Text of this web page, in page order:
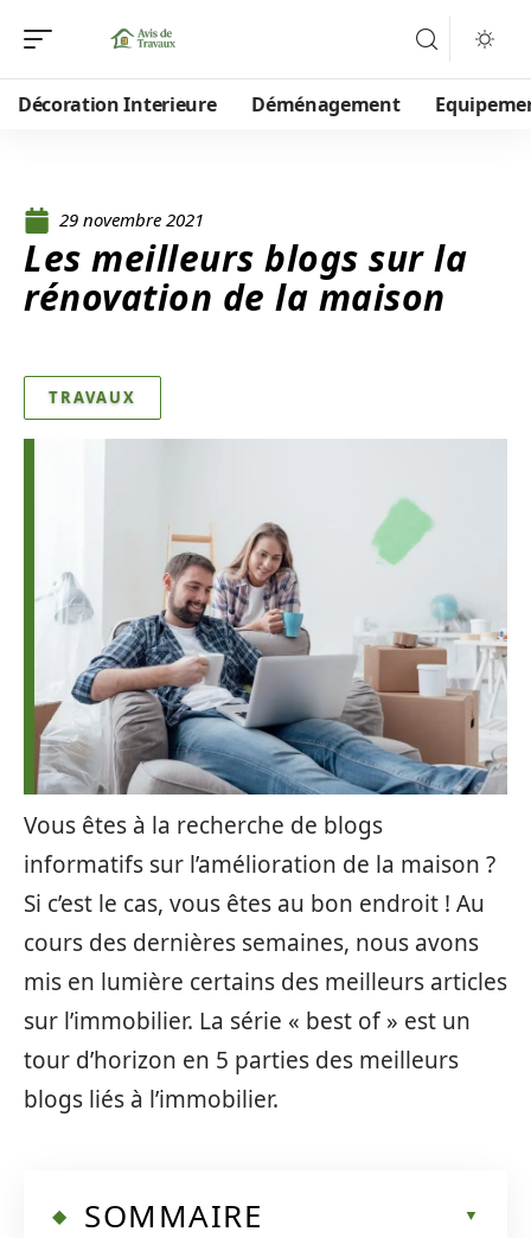
Décoration Interieure Déménagement
29 novembre 2021
Les meilleurs blogs sur la
rénovation de la maison
TRAVAUX
Vous êtes à la recherche de blogs
informatifs sur l’amélioration de la maison ?
Si c’est le cas, vous êtes au bon endroit ! Au
cours des dernières semaines, nous avons
mis en lumière certains des meilleurs articles
sur l’immobilier. La série « best of » est un
tour d’horizon en 5 parties des meilleurs
blogs liés à l’immobilier.
SOMMAIRE